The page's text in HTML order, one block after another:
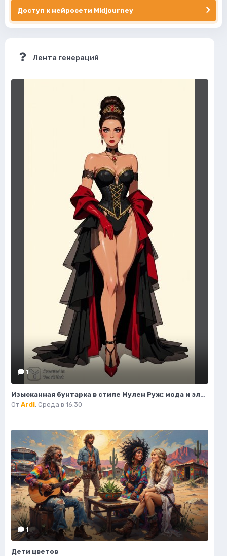
Доступ к нейросети Midjourney
Лента генераций
1
Изысканная бунтарка в стиле Мулен Руж: мода и элегантность. Генерация из нейронной сети Flux Ai
От Ardi, Среда в 16:30
1
Дети цветов